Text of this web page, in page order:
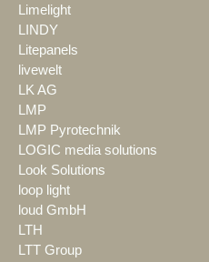
Limelight
LINDY
Litepanels
livewelt
LK AG
LMP
LMP Pyrotechnik
LOGIC media solutions
Look Solutions
loop light
loud GmbH
LTH
LTT Group